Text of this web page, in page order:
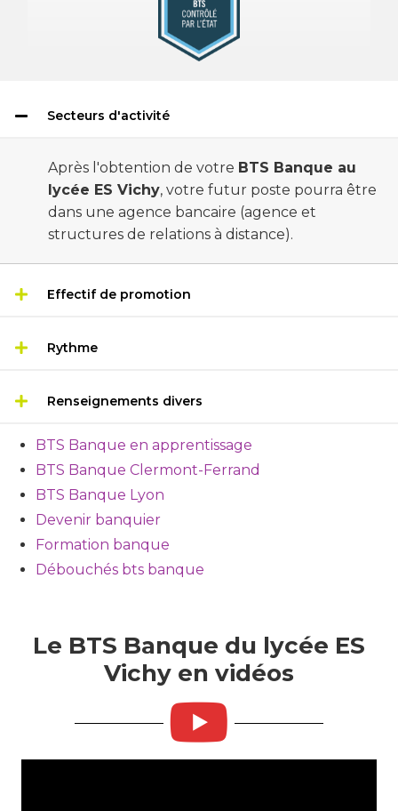
Secteurs d'activité
Après l'obtention de votre BTS Banque au
lycée ES Vichy, votre futur poste pourra être
dans une agence bancaire (agence et
structures de relations à distance).
Effectif de promotion
Rythme
Renseignements divers
BTS Banque en apprentissage
BTS Banque Clermont-Ferrand
BTS Banque Lyon
Devenir banquier
Formation banque
Débouchés bts banque
Le BTS Banque du lycée ES
Vichy en vidéos